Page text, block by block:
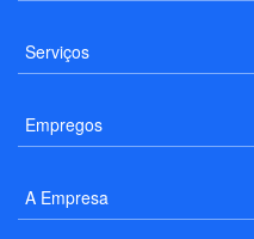
Serviços
Empregos
A Empresa